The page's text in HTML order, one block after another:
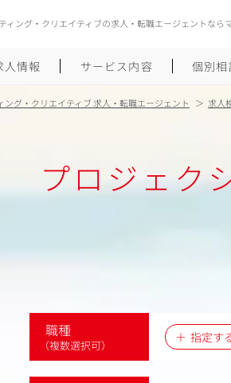
ィング・クリエイティブの求人・転職エージェントなら
人情報 サービス内容 個別相
履歴書の
ポート
ング・クリエイティブ 求人・転職エージェント 求人
プロジェク
職種
（複数選択可）
指定す